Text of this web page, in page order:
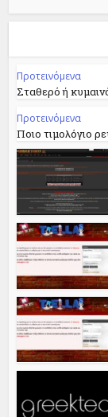
Προτεινόμενα
Σταθερό ή
Προτεινόμενα
Ποιο τιμολόγιο